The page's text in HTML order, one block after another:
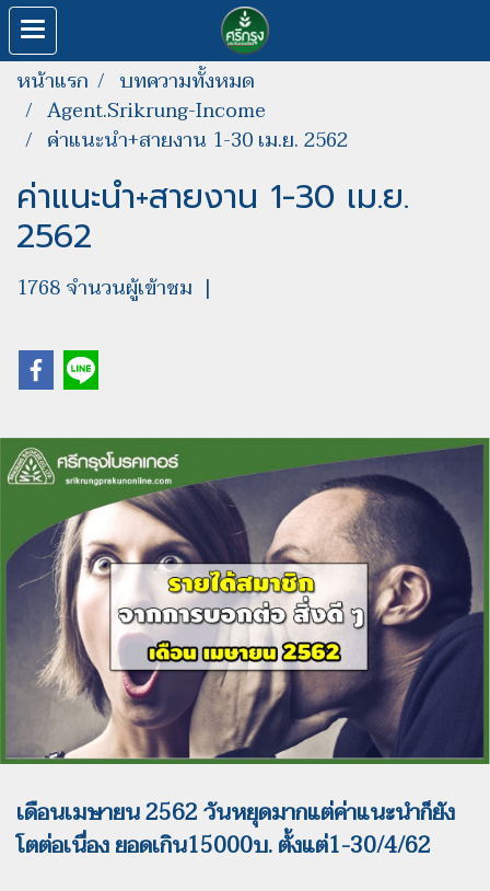
หน้าแรก
บทความทั้งหมด
Agent.Srikrung-Income
ค่าแนะนำ+สายงาน 1-30 เม.ย. 2562
ค่าแนะนำ+สายงาน 1-30 เม.ย.
2562
1768 จำนวนผู้เข้าชม |
เดือนเมษายน 2562 วันหยุดมากแต่ค่าแนะนำก็ยัง
โตต่อเนื่อง ยอดเกิน15000บ. ตั้งแต่1-30/4/62